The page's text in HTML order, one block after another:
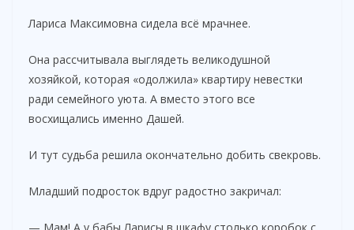
Лариса Максимовна сидела всё мрачнее.
Она рассчитывала выглядеть великодушной
хозяйкой, которая «одолжила» квартиру невестки
ради семейного уюта. А вместо этого все
восхищались именно Дашей.
И тут судьба решила окончательно добить свекровь.
Младший подросток вдруг радостно закричал: